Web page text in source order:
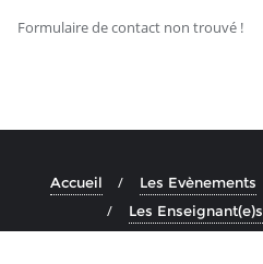
Formulaire de contact non trouvé !
Accueil Les Evènements
Les Enseignant(e)s